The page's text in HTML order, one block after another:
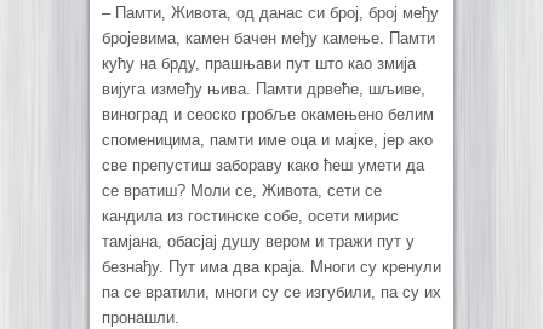
–Памти, Живота, од данас си број, број међу
бројевима, камен бачен међу камење. Памти
кућу на брду, прашњави пут што као змија
вијуга између њива. Памти дрвеће, шљиве,
виноград и сеоско гробље окамењено белим
споменицима, памти име оца и мајке, јер ако
све препустиш забораву како ћеш умети да
се вратиш? Моли се, Живота, сети се
кандила из гостинске собе, осети мирис
тамјана, обасјај душу вером и тражи пут у
безнађу. Пут има два краја. Многи су кренули
па се вратили, многи су се изгубили, па су их
пронашли.